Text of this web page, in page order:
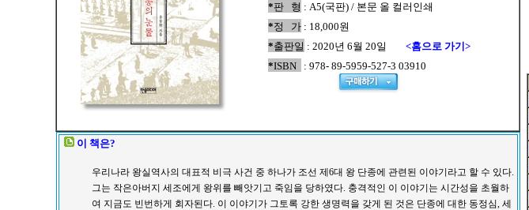
*판 형 : A5(국판) / 본문 올 컬러인쇄
*정 가 : 18,000원
*출판일 : 2020년 6월 20일
<홈으로 가기>
*ISBN : 978- 89-5959-527-3 03910
이 책은?
우리나라 왕실역사의 대표적 비극 사건 중 하나가 조선 제6대 왕 단종에 관련된 이야기라고 할 수 있다.
그는 작은아버지 세조에게 왕위를 빼앗기고 죽임을 당하였다. 충격적인 이 이야기는 시간성을 초월하
여 지금도 빈번하게 회자된다. 이 이야기가 그토록 강한 생명력을 갖게 된 것은 단종에 대한 동정심, 세